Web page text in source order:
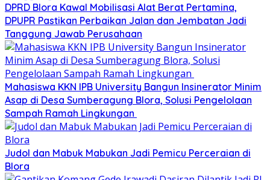
DPRD Blora Kawal Mobilisasi Alat Berat Pertamina,
DPUPR Pastikan Perbaikan Jalan dan Jembatan Jadi
Tanggung Jawab Perusahaan
Mahasiswa KKN IPB University Bangun Insinerator Minim
Asap di Desa Sumberagung Blora, Solusi Pengelolaan
Sampah Ramah Lingkungan ‎
Judol dan Mabuk Mabukan Jadi Pemicu Perceraian di
Blora